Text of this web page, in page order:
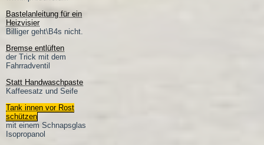
Bastelanleitung für ein
Heizvisier
Billiger geht\B4s nicht.
Bremse entlüften
der Trick mit dem
Fahrradventil
Statt Handwaschpaste
Kaffeesatz und Seife
Tank innen vor Rost
schützen
mit einem Schnapsglas
Isopropanol